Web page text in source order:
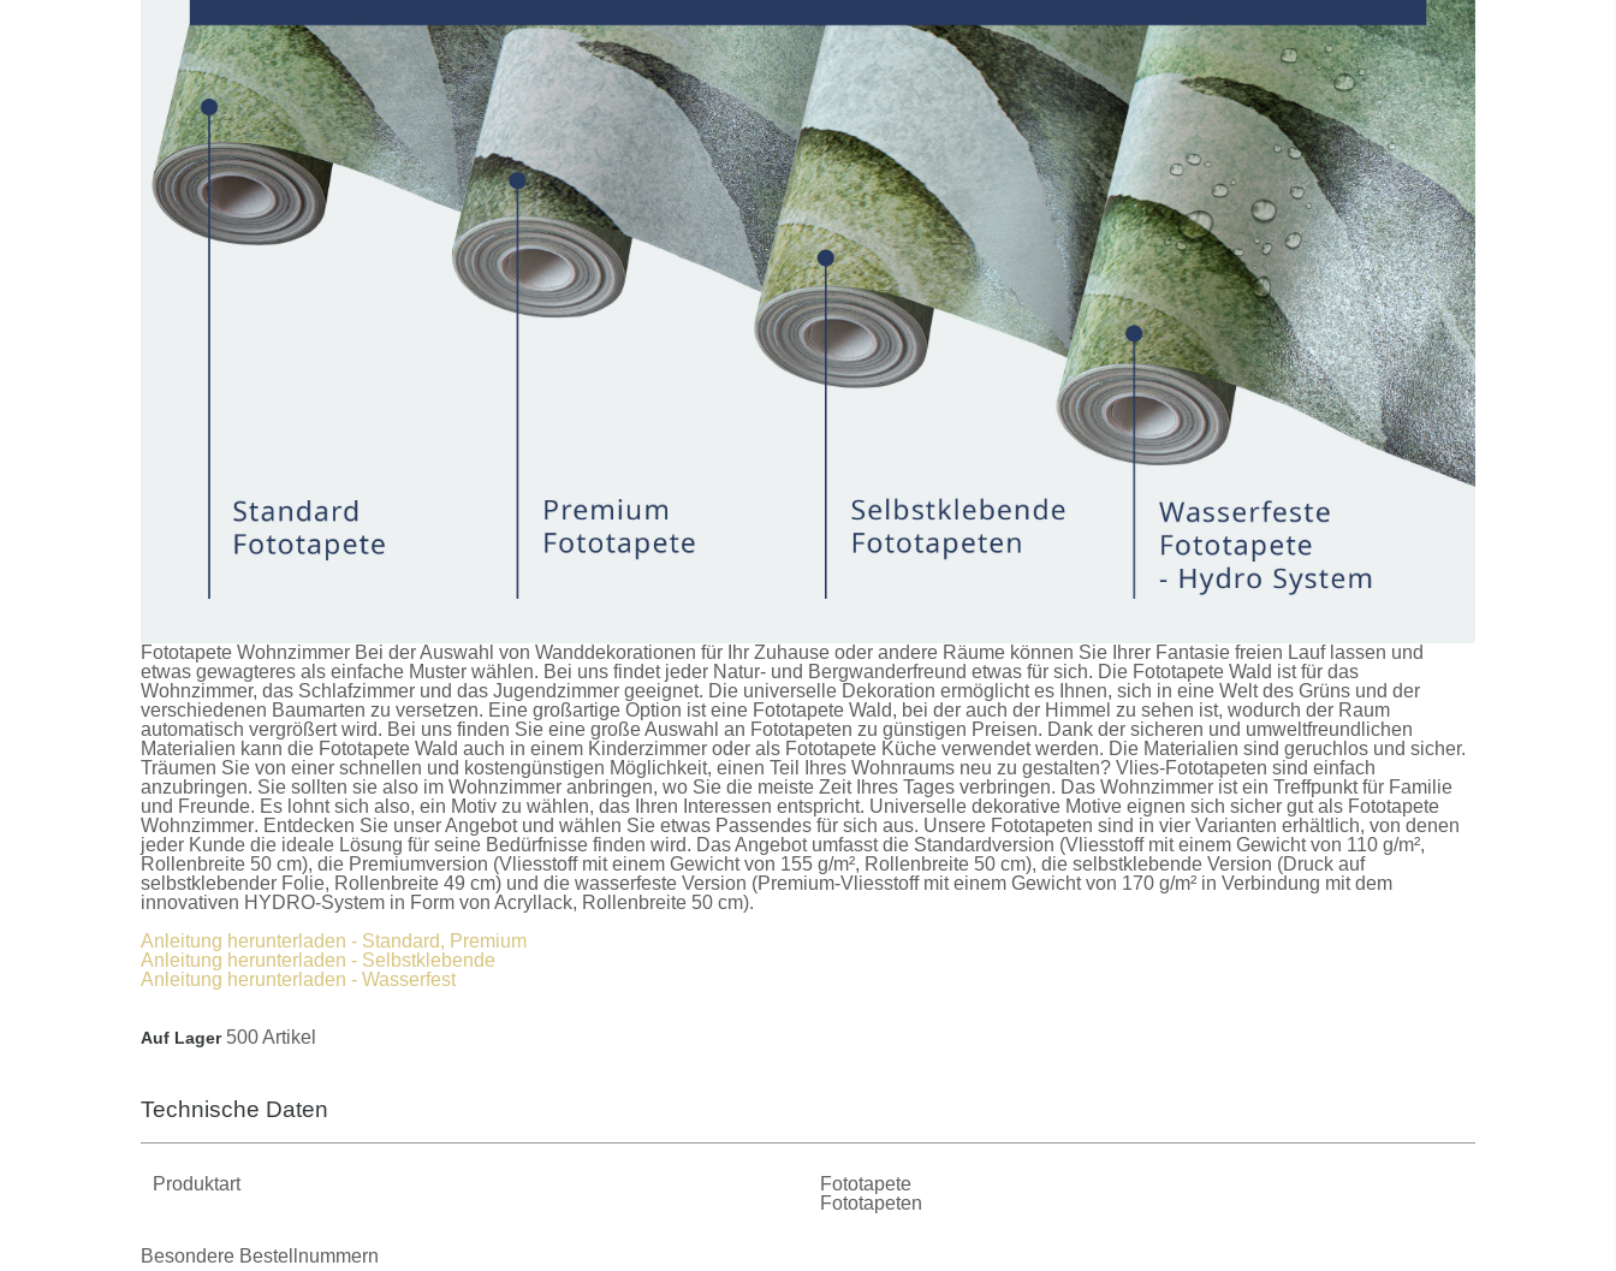
Fototapete Wohnzimmer Bei der Auswahl von Wanddekorationen für Ihr Zuhause oder andere Räume können Sie Ihrer Fantasie freien Lauf lassen und
etwas gewagteres als einfache Muster wählen. Bei uns findet jeder Natur- und Bergwanderfreund etwas für sich. Die Fototapete Wald ist für das
Wohnzimmer, das Schlafzimmer und das Jugendzimmer geeignet. Die universelle Dekoration ermöglicht es Ihnen, sich in eine Welt des Grüns und der
verschiedenen Baumarten zu versetzen. Eine großartige Option ist eine Fototapete Wald, bei der auch der Himmel zu sehen ist, wodurch der Raum
automatisch vergrößert wird. Bei uns finden Sie eine große Auswahl an Fototapeten zu günstigen Preisen. Dank der sicheren und umweltfreundlichen
Materialien kann die Fototapete Wald auch in einem Kinderzimmer oder als Fototapete Küche verwendet werden. Die Materialien sind geruchlos und sicher.
Träumen Sie von einer schnellen und kostengünstigen Möglichkeit, einen Teil Ihres Wohnraums neu zu gestalten? Vlies-Fototapeten sind einfach
anzubringen. Sie sollten sie also im Wohnzimmer anbringen, wo Sie die meiste Zeit Ihres Tages verbringen. Das Wohnzimmer ist ein Treffpunkt für Familie
und Freunde. Es lohnt sich also, ein Motiv zu wählen, das Ihren Interessen entspricht. Universelle dekorative Motive eignen sich sicher gut als Fototapete
Wohnzimmer. Entdecken Sie unser Angebot und wählen Sie etwas Passendes für sich aus. Unsere Fototapeten sind in vier Varianten erhältlich, von denen
jeder Kunde die ideale Lösung für seine Bedürfnisse finden wird. Das Angebot umfasst die Standardversion (Vliesstoff mit einem Gewicht von 110 g/m²,
Rollenbreite 50 cm), die Premiumversion (Vliesstoff mit einem Gewicht von 155 g/m², Rollenbreite 50 cm), die selbstklebende Version (Druck auf
selbstklebender Folie, Rollenbreite 49 cm) und die wasserfeste Version (Premium-Vliesstoff mit einem Gewicht von 170 g/m² in Verbindung mit dem
innovativen HYDRO-System in Form von Acryllack, Rollenbreite 50 cm).
Anleitung herunterladen - Standard, Premium
Anleitung herunterladen - Selbstklebende
Anleitung herunterladen - Wasserfest
Auf Lager 500 Artikel
Technische Daten
Produktart
Fototapete
Fototapeten
Besondere Bestellnummern